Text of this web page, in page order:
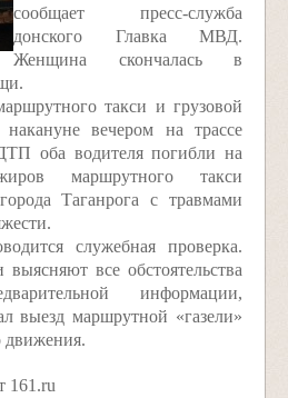
сообщает пресс-служба
донского Главка МВД.
Женщина скончалась в
такси и грузовой
накануне вечером на трассе
оба водителя погибли на
маршрутного такси
Таганрога с травмами
служебная проверка.
все обстоятельства
информации,
выезд маршрутной «газели»
движения.
161.ru